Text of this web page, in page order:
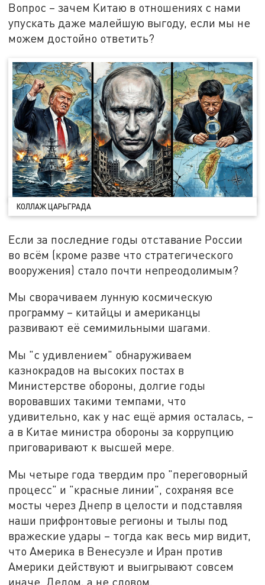
Вопрос – зачем Китаю в отношениях с нами
упускать даже малейшую выгоду, если мы не
можем достойно ответить?
КОЛЛАЖ ЦАРЬГРАДА
Если за последние годы отставание России
во всём (кроме разве что стратегического
вооружения) стало почти непреодолимым?
Мы сворачиваем лунную космическую
программу – китайцы и американцы
развивают её семимильными шагами.
Мы "с удивлением" обнаруживаем
казнокрадов на высоких постах в
Министерстве обороны, долгие годы
воровавших такими темпами, что
удивительно, как у нас ещё армия осталась, –
а в Китае министра обороны за коррупцию
приговаривают к высшей мере.
Мы четыре года твердим про "переговорный
процесс" и "красные линии", сохраняя все
мосты через Днепр в целости и подставляя
наши прифронтовые регионы и тылы под
вражеские удары – тогда как весь мир видит,
что Америка в Венесуэле и Иран против
Америки действуют и выигрывают совсем
иначе. Делом, а не словом.